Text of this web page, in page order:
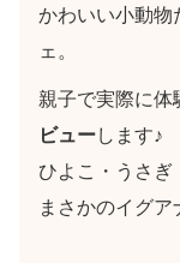
かわいい小動物
ェ。
親子で実際に体
ビューします♪
ひよこ・うさ
まさかのイグア